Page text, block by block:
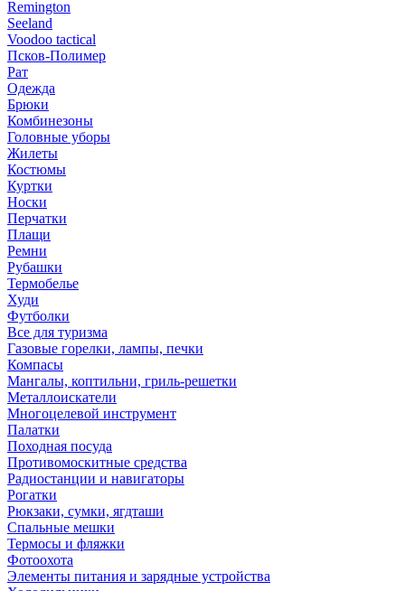
Remington
Seeland
Voodoo tactical
Псков-Полимер
Рат
Одежда
Брюки
Комбинезоны
Головные уборы
Жилеты
Костюмы
Куртки
Носки
Перчатки
Плащи
Ремни
Рубашки
Термобелье
Худи
Футболки
Все для туризма
Газовые горелки, лампы, печки
Компасы
Мангалы, коптильни, гриль-решетки
Металлоискатели
Многоцелевой инструмент
Палатки
Походная посуда
Противомоскитные средства
Радиостанции и навигаторы
Рогатки
Рюкзаки, сумки, ягдташи
Спальные мешки
Термосы и фляжки
Фотоохота
Элементы питания и зарядные устройства